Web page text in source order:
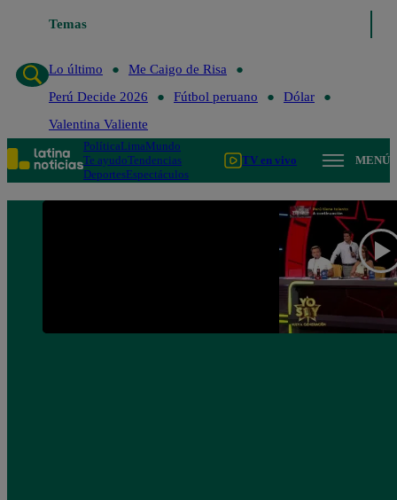
Temas
Lo último
Me Caigo de Risa
Perú Decide 2026
Fútbol peruano
Dólar
Valentina Valiente
PolíticaLimaMundo
Te ayudoTendencias
DeportesEspectáculos
TV en vivo MENÚ